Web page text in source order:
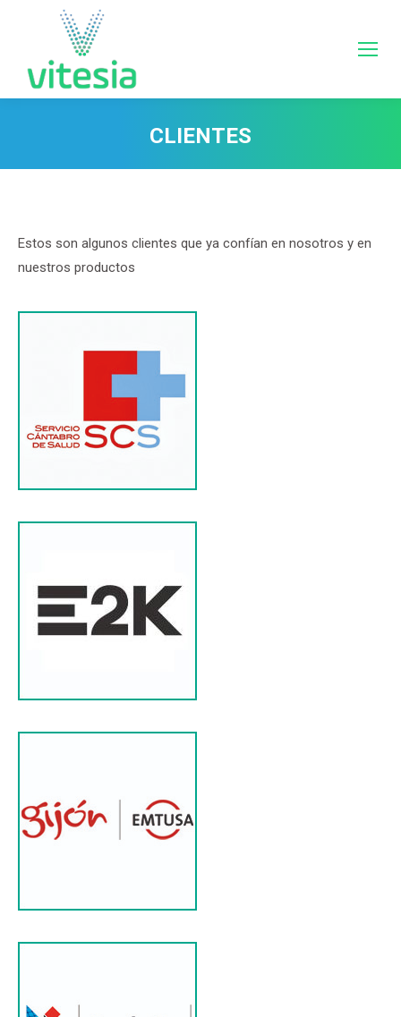
CLIENTES
Estos son algunos clientes que ya confían en nosotros y en
nuestros productos